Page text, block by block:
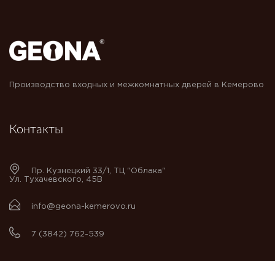
Производство входных и межкомнатных дверей в Кемерово
Контакты
Пр. Кузнецкий 33/1, ТЦ "Облака"
Ул. Тухачевского, 45В
info@geona-kemerovo.ru
7 (3842) 762-539